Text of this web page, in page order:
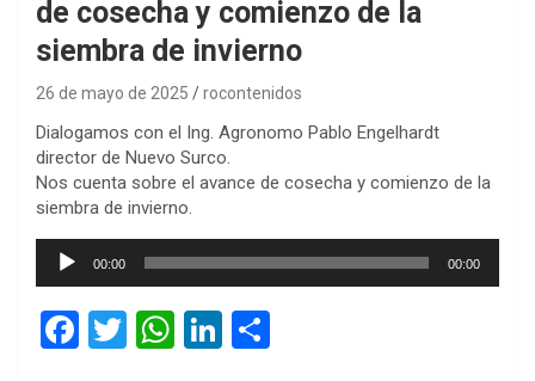
de cosecha y comienzo de la
siembra de invierno
26 de mayo de 2025 rocontenidos
Dialogamos con el Ing. Agronomo Pablo Engelhardt
director de Nuevo Surco.
Nos cuenta sobre el avance de cosecha y comienzo de la
siembra de invierno.
Reproductor
00:00 00:00
F
T
W Li